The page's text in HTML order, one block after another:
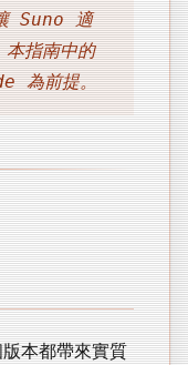
Suno 適
本指南中的
為前提。
本都帶來實質